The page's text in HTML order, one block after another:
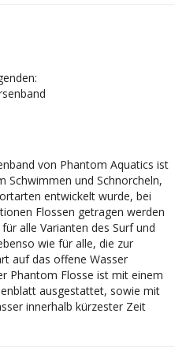
von Phantom Aquatics ist
Schwimmen und Schnorcheln,
entwickelt wurde, bei
Flossen getragen werden
alle Varianten des Surf und
wie für alle, die zur
auf das offene Wasser
Phantom Flosse ist mit einem
ausgestattet, sowie mit
innerhalb kürzester Zeit